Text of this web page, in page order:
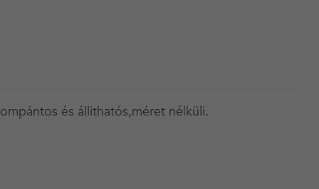
és állithatós,méret nélküli.